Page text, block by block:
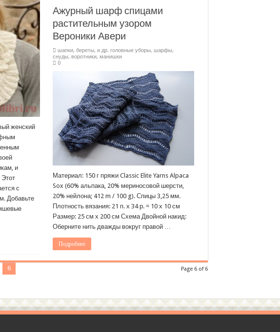
женский
и
с
Добавьте
Ажурный шарф спицами
растительным узором
Вероники Авери
шапки, береты, и др. головные уборы, шарфы,
снуды, воротники, манишки
0
Материал: 150 г пряжи Classic Elite Yarns Alpaca
Sox (60% альпака, 20% мериносовой шерсти,
20% нейлона; 412 m / 100 g). Спицы 3,25 мм.
Плотность вязания: 21 п. х 34 р. = 10 х 10 см
Размер: 25 см х 200 см Схема Двойной накид:
Оберните нить дважды вокруг правой …
Подробнее
Page 6 of 6
6